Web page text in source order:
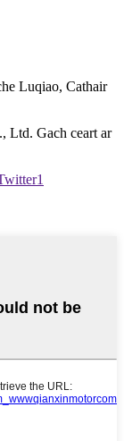
Luqiao, Cathair
Ltd. Gach ceart ar